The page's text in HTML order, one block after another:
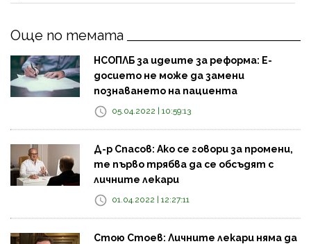
Още по темата
НСОПЛБ за идеите за реформа: Е-
досието не може да замени
познаването на пациента
05.04.2022 | 10:59:13
Д-р Спасов: Ако се говори за промени,
те първо трябва да се обсъдят с
личните лекари
01.04.2022 | 12:27:11
Стою Стоев: Личните лекари няма да